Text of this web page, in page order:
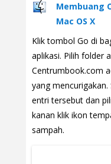
Membuang
Mac OS X
Klik tombol Go di
aplikasi. Pilih folder
Centrumbook.com
yang
entri tersebut dan
kanan klik ikon
sampah.